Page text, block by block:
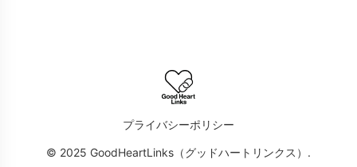
プライバシーポリシー
© 2025 GoodHeartLinks（グッドハートリンクス）.